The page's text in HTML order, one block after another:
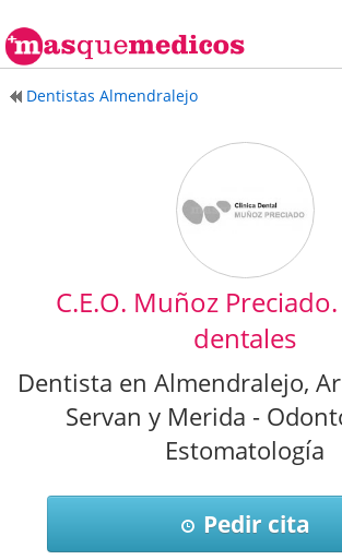
Dentistas Almendralejo
C.E.O. Muñoz
dentales
Dentista en Almendralejo,
Servan y Merida -
Estomatología
Pedir cita